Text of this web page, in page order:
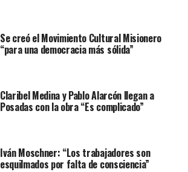
Se creó el Movimiento Cultural Misionero
“para una democracia más sólida”
Claribel Medina y Pablo Alarcón llegan a
Posadas con la obra “Es complicado”
Iván Moschner: “Los trabajadores son
esquilmados por falta de consciencia”